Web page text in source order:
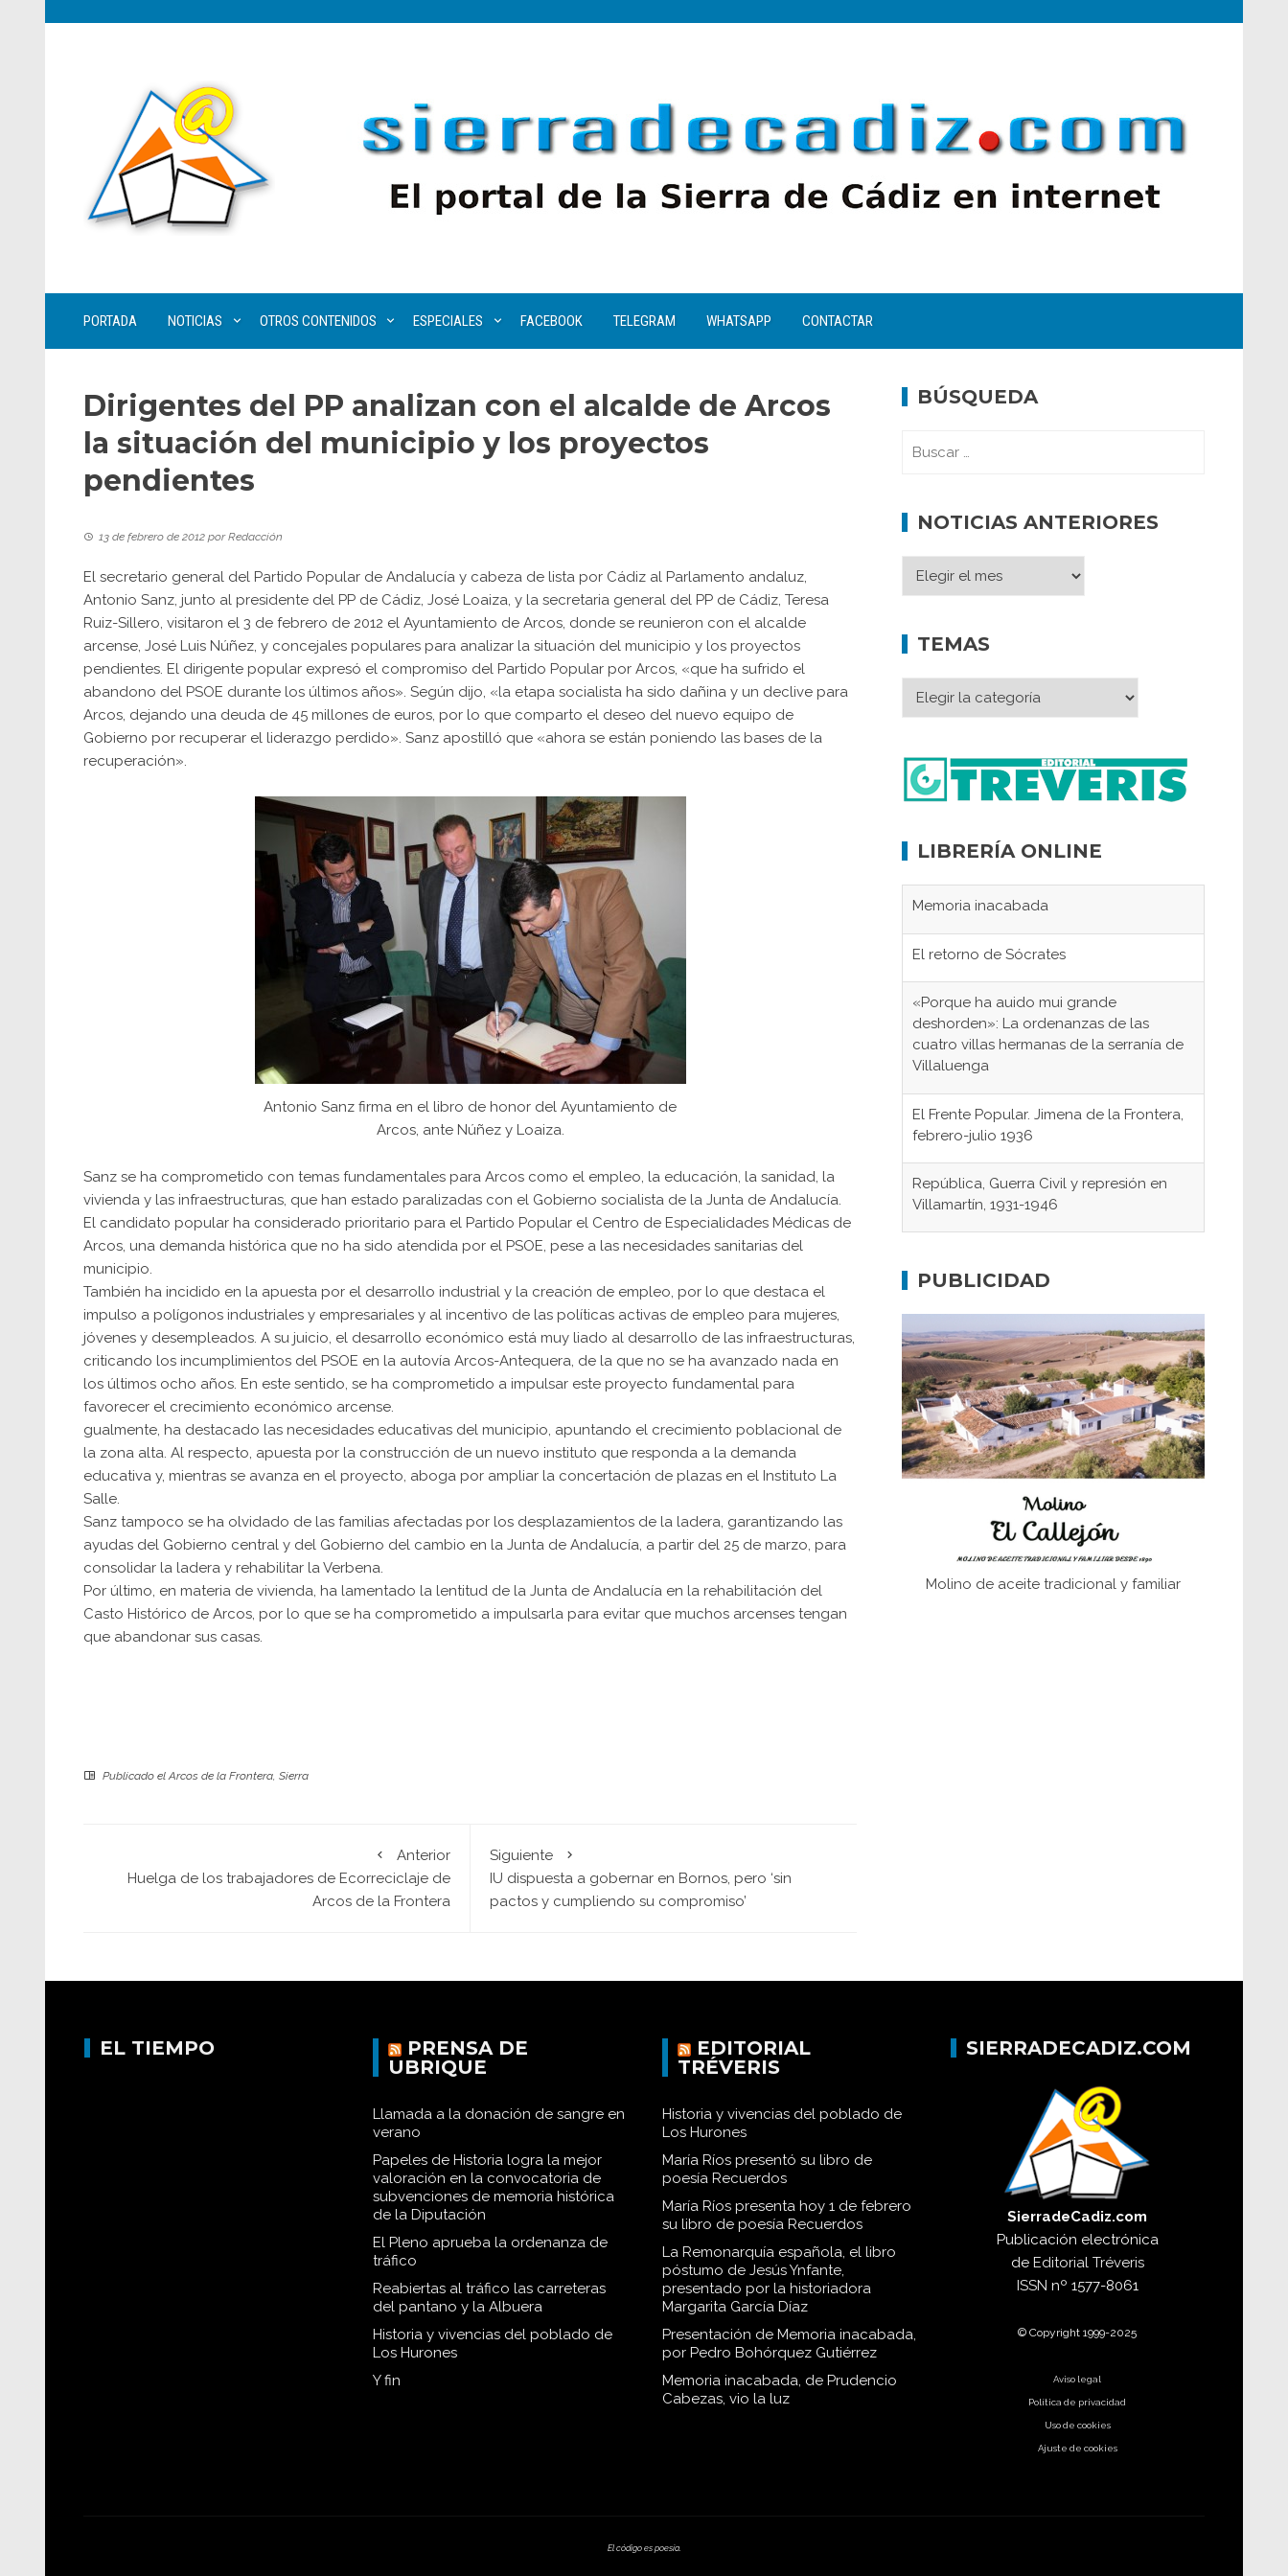
PORTADA NOTICIAS OTROS CONTENIDOS ESPECIALES FACEBOOK TELEGRAM WHATSAPP CONTACTAR
Dirigentes del PP analizan con el alcalde de Arcos
la situación del municipio y los proyectos
pendientes
13 de febrero de 2012 porRedacción
El secretario general del Partido Popular de Andalucía y cabeza de lista por Cádiz al Parlamento andaluz,
Antonio Sanz, junto al presidente del PP de Cádiz, José Loaiza, y la secretaria general del PP de Cádiz, Teresa
Ruiz-Sillero, visitaron el 3 de febrero de 2012 el Ayuntamiento de Arcos, donde se reunieron con el alcalde
arcense, José Luis Núñez, y concejales populares para analizar la situación del municipio y los proyectos
pendientes. El dirigente popular expresó el compromiso del Partido Popular por Arcos, «que ha sufrido el
abandono del PSOE durante los últimos años». Según dijo, «la etapa socialista ha sido dañina y un declive para
Arcos, dejando una deuda de 45 millones de euros, por lo que comparto el deseo del nuevo equipo de
Gobierno por recuperar el liderazgo perdido». Sanz apostilló que «ahora se están poniendo las bases de la
recuperación».
Antonio Sanz firma en el libro de honor del Ayuntamiento de
Arcos, ante Núñez y Loaiza.
Sanz se ha comprometido con temas fundamentales para Arcos como el empleo, la educación, la sanidad, la
vivienda y las infraestructuras, que han estado paralizadas con el Gobierno socialista de la Junta de Andalucía.
El candidato popular ha considerado prioritario para el Partido Popular el Centro de Especialidades Médicas de
Arcos, una demanda histórica que no ha sido atendida por el PSOE, pese a las necesidades sanitarias del
municipio.
También ha incidido en la apuesta por el desarrollo industrial y la creación de empleo, por lo que destaca el
impulso a polígonos industriales y empresariales y al incentivo de las políticas activas de empleo para mujeres,
jóvenes y desempleados. A su juicio, el desarrollo económico está muy liado al desarrollo de las infraestructuras,
criticando los incumplimientos del PSOE en la autovía Arcos-Antequera, de la que no se ha avanzado nada en
los últimos ocho años. En este sentido, se ha comprometido a impulsar este proyecto fundamental para
favorecer el crecimiento económico arcense.
gualmente, ha destacado las necesidades educativas del municipio, apuntando el crecimiento poblacional de
la zona alta. Al respecto, apuesta por la construcción de un nuevo instituto que responda a la demanda
educativa y, mientras se avanza en el proyecto, aboga por ampliar la concertación de plazas en el Instituto La
Salle.
Sanz tampoco se ha olvidado de las familias afectadas por los desplazamientos de la ladera, garantizando las
ayudas del Gobierno central y del Gobierno del cambio en la Junta de Andalucía, a partir del 25 de marzo, para
consolidar la ladera y rehabilitar la Verbena.
Por último, en materia de vivienda, ha lamentado la lentitud de la Junta de Andalucía en la rehabilitación del
Casto Histórico de Arcos, por lo que se ha comprometido a impulsarla para evitar que muchos arcenses tengan
que abandonar sus casas.
Publicado elArcos de la Frontera, Sierra
Anterior
Huelga de los trabajadores de Ecorreciclaje de
Arcos de la Frontera
Siguiente
IU dispuesta a gobernar en Bornos, pero ‘sin
pactos y cumpliendo su compromiso’
BÚSQUEDA
NOTICIAS ANTERIORES
TEMAS
LIBRERÍA ONLINE
Memoria inacabada
El retorno de Sócrates
«Porque ha auido mui grande
deshorden»: La ordenanzas de las
cuatro villas hermanas de la serranía de
Villaluenga
El Frente Popular. Jimena de la Frontera,
febrero-julio 1936
República, Guerra Civil y represión en
Villamartín, 1931-1946
concentración nazis
fundaciones de Bornos
El Frente Popular. Ubrique, febrero-julio
1936
Juntar las letras. La alfabetización en el
campo: del afán de saber a la
Historia y vivencias del poblado de Los
PUBLICIDAD
Molino de aceite tradicional y familiar
EL TIEMPO
PRENSA DE
UBRIQUE
Llamada a la donación de sangre en
verano
Papeles de Historia logra la mejor
valoración en la convocatoria de
subvenciones de memoria histórica
de la Diputación
El Pleno aprueba la ordenanza de
tráfico
Reabiertas al tráfico las carreteras
del pantano y la Albuera
Historia y vivencias del poblado de
Los Hurones
Y fin
EDITORIAL
TRÉVERIS
Historia y vivencias del poblado de
Los Hurones
María Ríos presentó su libro de
poesía Recuerdos
María Ríos presenta hoy 1 de febrero
su libro de poesía Recuerdos
La Remonarquía española, el libro
póstumo de Jesús Ynfante,
presentado por la historiadora
Margarita García Díaz
Presentación de Memoria inacabada,
por Pedro Bohórquez Gutiérrez
Memoria inacabada, de Prudencio
Cabezas, vio la luz
SIERRADECADIZ.COM
SierradeCadiz.com
Publicación electrónica
de Editorial Tréveris
ISSN nº 1577-8061
© Copyright 1999-2025
Aviso legal
Política de privacidad
Uso de cookies
Ajuste de cookies
El código es poesía.